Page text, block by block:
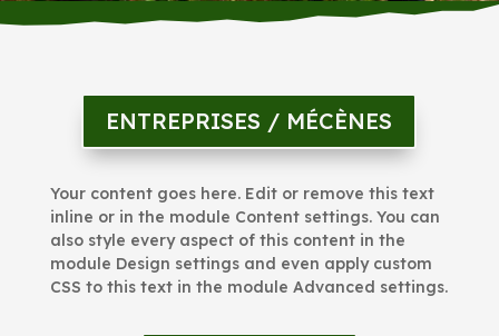
ENTREPRISES / MÉCÈNES
Your content goes here. Edit or remove this text
inline or in the module Content settings. You can
also style every aspect of this content in the
module Design settings and even apply custom
CSS to this text in the module Advanced settings.